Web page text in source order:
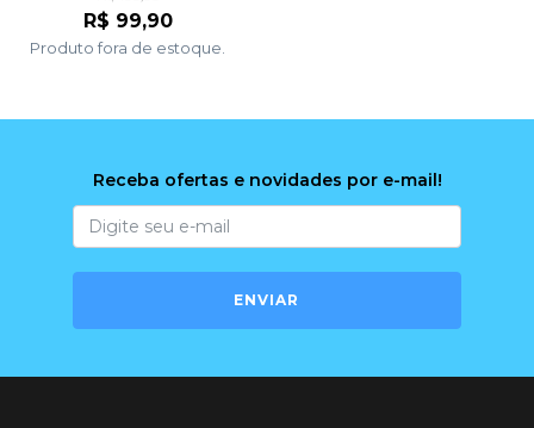
O
preço
R$ 99,90O
preço
Produto fora de estoque.
Receba ofertas e novidades por e-mail!
ENVIAR